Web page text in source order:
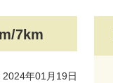
7km
年01月19日